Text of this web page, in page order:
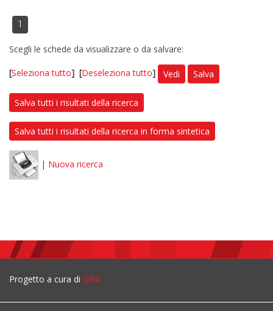
1
Scegli le schede da visualizzare o da salvare:
[Seleziona tutto] [Deseleziona tutto] Vedi Salva
Salva tutti i risultati della ricerca
Salva tutti i risultati della ricerca in forma sintetica
| Nuova ricerca
Progetto a cura di DBA